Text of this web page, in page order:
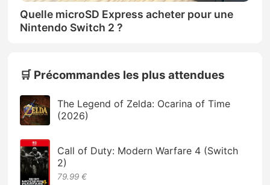
Quelle microSD Express acheter pour une
Nintendo Switch 2 ?
🛒 Précommandes les plus attendues
The Legend of Zelda: Ocarina of Time
(2026)
Call of Duty: Modern Warfare 4 (Switch
2)
79.99 €